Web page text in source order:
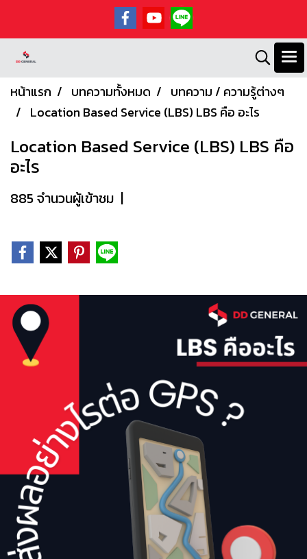
หน้าแรก บทความทั้งหมด
บทความ / ความรู้ต่างๆ
Location Based Service (LBS) LBS คือ อะไร
Location Based Service (LBS) LBS คือ
อะไร
885 จำนวนผู้เข้าชม |